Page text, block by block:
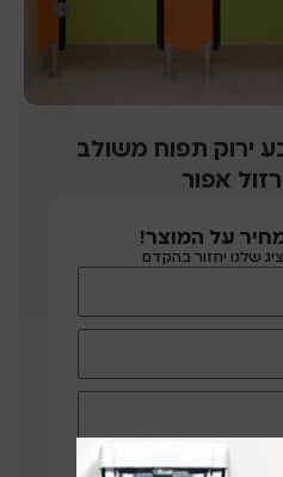
ירוק תפוח משולב
אפור
על המוצר!
שלנו יחזור בהקדם